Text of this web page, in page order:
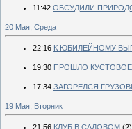
11:42 ОБСУДИЛИ
20 Мая, Среда
22:16 К ЮБИЛЕЙНОМУ
19:30 ПРОШЛО
17:34 ЗАГОРЕЛСЯ
19 Мая, Вторник
21:56 КЛУБ В САДОВОМ (2)